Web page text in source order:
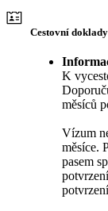
Cestovní
K
měsíců
Vízum
měsíce.
pasem